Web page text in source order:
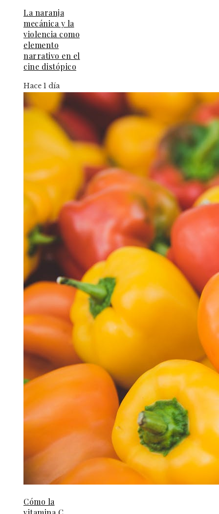
La naranja
mecánica y la
violencia como
elemento
narrativo en el
cine distópico
Hace 1 día
Cómo la